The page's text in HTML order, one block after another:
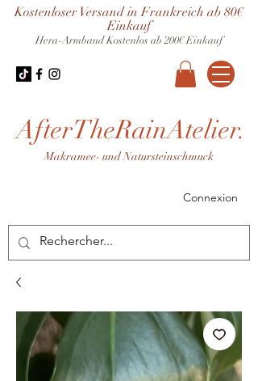
AfterTheRainAtelier.
Makramee- und Natursteinschmuck
Connexion
Kostenloser Versand in Frankreich ab 80€
Einkauf
Hera-ArmbandKostenlos ab 200€ Einkauf